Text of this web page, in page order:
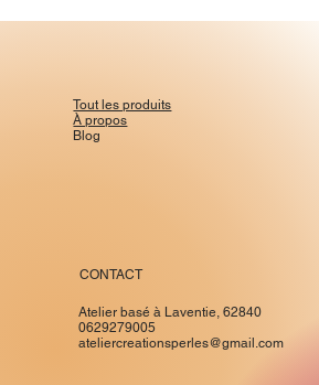
Tout les produits
À propos
Blog
CONTACT
Atelier basé à Laventie, 62840
0629279005
ateliercreationsperles@gmail.com